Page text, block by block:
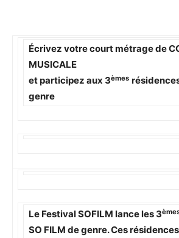
Écrivez votre court métrage de
MUSICALE
et participez aux 3èmes
genre
Le Festival SOFILM lance les 3
SO FILM de genre. Ces